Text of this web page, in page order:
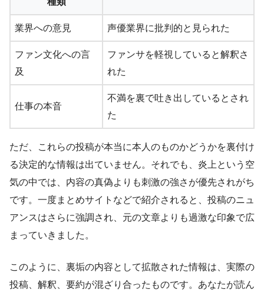
業界への意見 声優業界に批判的と見られた
ファン文化への言
及
ファンサを軽視していると解釈さ
れた
仕事の本音
不満を裏で吐き出しているとされ
た
ただ、これらの投稿が本当に本人のものかどうかを裏付け
る決定的な情報は出ていません。それでも、炎上という空
気の中では、内容の真偽よりも刺激の強さが優先されがち
です。一度まとめサイトなどで紹介されると、投稿のニュ
アンスはさらに強調され、元の文章よりも過激な印象で広
まっていきました。
このように、裏垢の内容として拡散された情報は、実際の
投稿、解釈、要約が混ざり合ったものです。あなたが読ん